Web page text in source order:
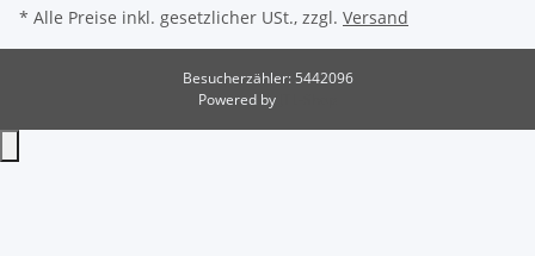
* Alle Preise inkl. gesetzlicher USt., zzgl. Versand
Besucherzähler: 5442096
Powered by